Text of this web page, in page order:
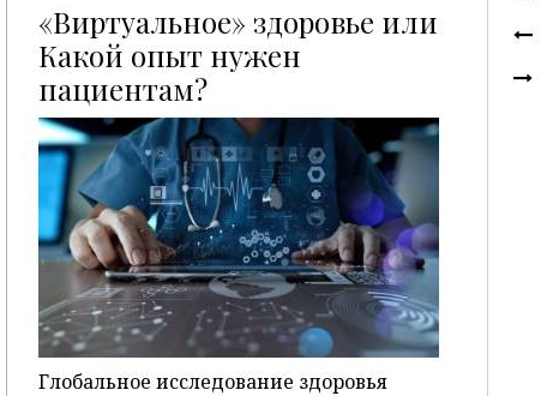
«Виртуальное» здоровье или
Какой опыт нужен
пациентам?P
Глобальное исследование здоровья